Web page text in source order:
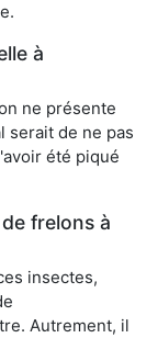
à
ne présente
serait de ne pas
été piqué
frelons à
insectes,
Autrement, il